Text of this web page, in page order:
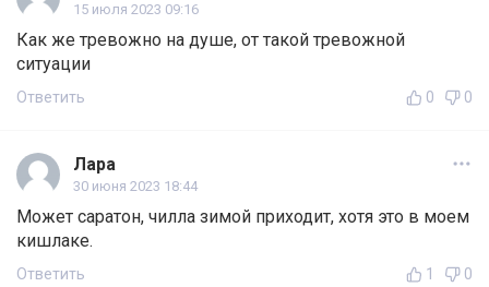
15 июля 2023 09:16
Как же тревожно на душе, от такой тревожной
ситуации
Ответить 0 0
Лара
30 июня 2023 18:44
Может саратон, чилла зимой приходит, хотя это в моем
кишлаке.
Ответить 1 0